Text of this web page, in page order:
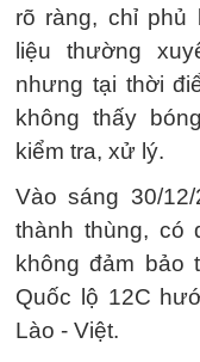
rõ ràng, chỉ phủ
liệu thường
nhưng tại thời
không thấy
kiểm tra, xử lý.
Vào sáng 30/
thành thùng, có
không đảm bảo
Quốc lộ 12C
Lào - Việt.